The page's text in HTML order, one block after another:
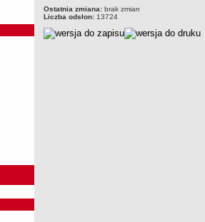
Ostatnia zmiana: brak zmian
Liczba odsłon: 13724